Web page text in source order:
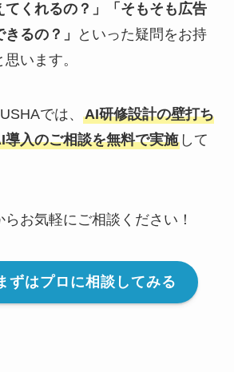
てくれるの？」「そもそも広告
るの？」
といった疑問をお持
います。
では、 AI研修設計の壁打ち
入のご相談を無料で実施して
お気軽にご相談ください！
ずはプロに相談してみる